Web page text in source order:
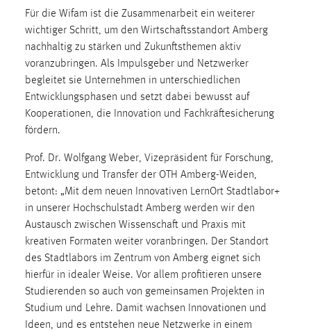
Für die Wifam ist die Zusammenarbeit ein weiterer
wichtiger Schritt, um den Wirtschaftsstandort Amberg
nachhaltig zu stärken und Zukunftsthemen aktiv
voranzubringen. Als Impulsgeber und Netzwerker
begleitet sie Unternehmen in unterschiedlichen
Entwicklungsphasen und setzt dabei bewusst auf
Kooperationen, die Innovation und Fachkräftesicherung
fördern.
Prof. Dr. Wolfgang Weber, Vizepräsident für Forschung,
Entwicklung und Transfer der OTH Amberg-Weiden,
betont: „Mit dem neuen Innovativen LernOrt Stadtlabor+
in unserer Hochschulstadt Amberg werden wir den
Austausch zwischen Wissenschaft und Praxis mit
kreativen Formaten weiter voranbringen. Der Standort
des Stadtlabors im Zentrum von Amberg eignet sich
hierfür in idealer Weise. Vor allem profitieren unsere
Studierenden so auch von gemeinsamen Projekten in
Studium und Lehre. Damit wachsen Innovationen und
Ideen, und es entstehen neue Netzwerke in einem
Zweck:
Dieser Cookie ist notwendig um sich an der Website
einloggen zu können.
Cookie Laufzeit:
24 Stunden
Statistik Cookies erfassen Informationen anonym.
Diese Informationen helfen uns zu verstehen, wie
unsere Besucher unsere Website nutzen.
Matomo
Name:
_pk_ref, _pk_cvar, _pk_id, _pk_ses
Zweck:
Zugriffsstatistik